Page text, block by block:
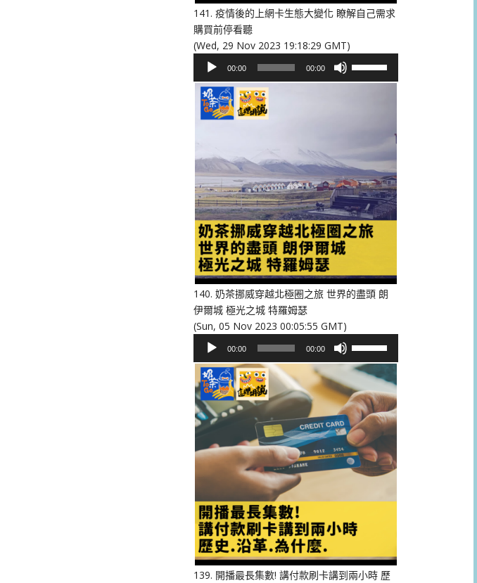
量。
141. 疫情後的上網卡生態大變化 瞭解自己需求
購買前停看聽
(Wed, 29 Nov 2023 19:18:29 GMT)
播
放
00:00 00:00
以
提
高
或
降
量。
140. 奶茶挪威穿越北極圈之旅 世界的盡頭 朗
伊爾城 極光之城 特羅姆瑟
(Sun, 05 Nov 2023 00:05:55 GMT)
播
放
器
00:00 00:00
向
上/
向
下
鍵
以
提
或
降
低
量。
139. 開播最長集數! 講付款刷卡講到兩小時 歷